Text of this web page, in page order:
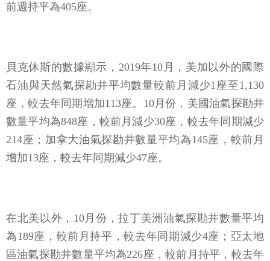
前週持平為405座。
貝克休斯的數據顯示，2019年10月，美加以外的國際
石油與天然氣探勘井平均數量較前月減少1座至1,130
座，較去年同期增加113座。10月份，美國油氣探勘井
數量平均為848座，較前月減少30座，較去年同期減少
214座；加拿大油氣探勘井數量平均為145座，較前月
增加13座，較去年同期減少47座。
在北美以外，10月份，拉丁美洲油氣探勘井數量平均
為189座，較前月持平，較去年同期減少4座；亞太地
區油氣探勘井數量平均為226座，較前月持平，較去年